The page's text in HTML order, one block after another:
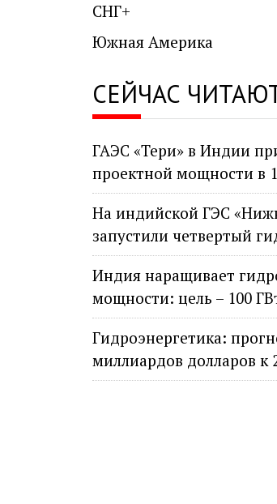
СНГ+
Южная Америка
СЕЙЧАС
ГАЭС «Тери» в Индии
проектной мощности в
На индийской ГЭС
запустили четвертый
Индия наращивает
мощности: цель – 100
Гидроэнергетика:
миллиардов долларов к